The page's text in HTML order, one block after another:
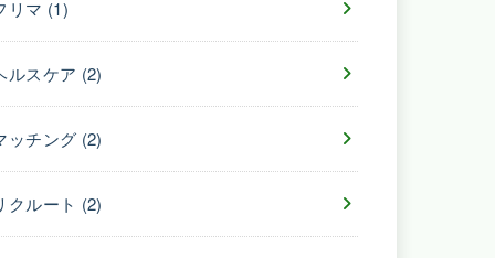
リマ (1)
ルスケア (2)
ッチング (2)
クルート (2)